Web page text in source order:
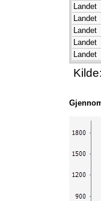
Landet
Landet
Landet
Landet
Landet
Landet
Landet
Landet
Landet
Landet